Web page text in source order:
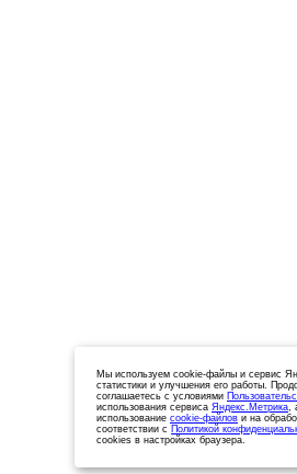
Мы используем cookie-файлы и сервис
статистики и улучшения его работы.
соглашаетесь с условиями
использования сервиса Яндекс.Метрика,
использование cookie-файлов и на
соответствии с Политикой
cookies в настройках браузера.